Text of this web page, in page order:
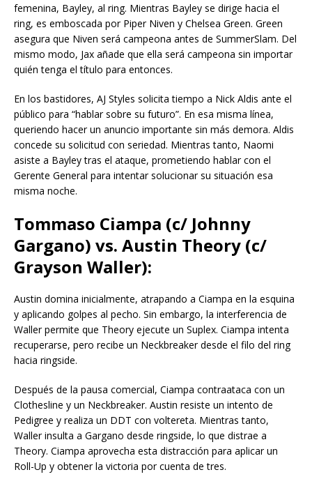
femenina, Bayley, al ring. Mientras Bayley se dirige hacia el
ring, es emboscada por Piper Niven y Chelsea Green. Green
asegura que Niven será campeona antes de SummerSlam. Del
mismo modo, Jax añade que ella será campeona sin importar
quién tenga el título para entonces.
En los bastidores, AJ Styles solicita tiempo a Nick Aldis ante el
público para “hablar sobre su futuro”. En esa misma línea,
queriendo hacer un anuncio importante sin más demora. Aldis
concede su solicitud con seriedad. Mientras tanto, Naomi
asiste a Bayley tras el ataque, prometiendo hablar con el
Gerente General para intentar solucionar su situación esa
misma noche.
Tommaso Ciampa (c/ Johnny
Gargano) vs. Austin Theory (c/
Grayson Waller):
Austin domina inicialmente, atrapando a Ciampa en la esquina
y aplicando golpes al pecho. Sin embargo, la interferencia de
Waller permite que Theory ejecute un Suplex. Ciampa intenta
recuperarse, pero recibe un Neckbreaker desde el filo del ring
hacia ringside.
Después de la pausa comercial, Ciampa contraataca con un
Clothesline y un Neckbreaker. Austin resiste un intento de
Pedigree y realiza un DDT con voltereta. Mientras tanto,
Waller insulta a Gargano desde ringside, lo que distrae a
Theory. Ciampa aprovecha esta distracción para aplicar un
Roll-Up y obtener la victoria por cuenta de tres.